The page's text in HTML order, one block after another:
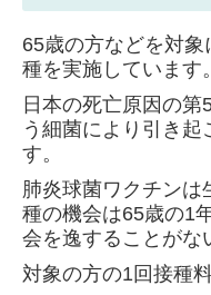
65歳の方などを対象
種を実施しています。
日本の死亡原因の
う細菌により引き起
す。
肺炎球菌ワクチンは
種の機会は65歳の1
会を逸することがな
対象の方の1回接種